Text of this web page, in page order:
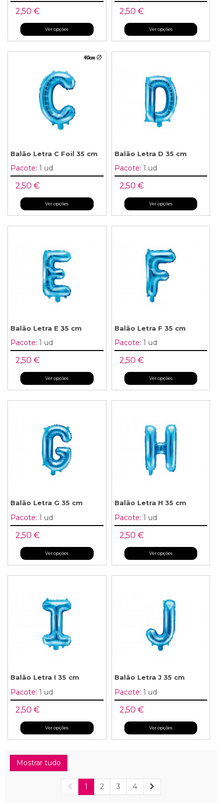
2,50 €
Ver opções
2,50 €
Ver opções
Balão Letra C Foil 35 cm
Pacote: 1 ud
2,50 €
Ver opções
Balão Letra D 35 cm
Pacote: 1 ud
2,50 €
Ver opções
Balão Letra E 35 cm
Pacote: 1 ud
2,50 €
Ver opções
Balão Letra F 35 cm
Pacote: 1 ud
2,50 €
Ver opções
Balão Letra G 35 cm
Pacote: 1 ud
2,50 €
Ver opções
Balão Letra H 35 cm
Pacote: 1 ud
2,50 €
Ver opções
Balão Letra I 35 cm
Pacote: 1 ud
2,50 €
Ver opções
Balão Letra J 35 cm
Pacote: 1 ud
2,50 €
Ver opções
Mostrar tudo
1 2 3 4